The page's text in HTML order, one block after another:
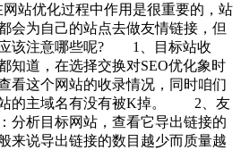
站优化过程中作用是很重要的，站
会为自己的站点去做友情链接，但
应该注意哪些呢? 1、目标站收
知道，在选择交换对SEO优化象时
看这个网站的收录情况，同时咱们
站的主域名有没有被K掉。 2、友
分析目标网站，查看它导出链接的
来说导出链接的数目越少而质量越